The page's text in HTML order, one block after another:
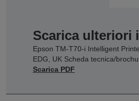
Scarica ulteriori
Epson TM-T70-i Intelligent
EDG, UK Scheda tecnica/
Scarica PDF